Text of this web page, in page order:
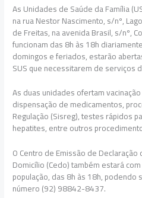
As Unidades de Saúde da Família
na rua Nestor Nascimento, s/nº,
de Freitas, na avenida Brasil, s/nº,
funcionam das 8h às 18h
domingos e feriados, estarão
SUS que necessitarem de serviços
As duas unidades ofertam
dispensação de medicamentos,
Regulação (Sisreg), testes rápidos
hepatites, entre outros
O Centro de Emissão de
Domicílio (Cedo) também estará
população, das 8h às 18h,
número (92) 98842-8437.